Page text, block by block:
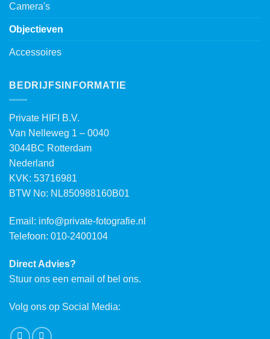
Camera's
Objectieven
Accessoires
BEDRIJFSINFORMATIE
Private HIFI B.V.
Van Nelleweg 1 – 0040
3044BC Rotterdam
Nederland
KVK: 53716981
BTW No: NL850988160B01
Email: info@private-fotografie.nl
Telefoon: 010-2400104
Direct Advies?
Stuur ons een email of bel ons.
Volg ons op Social Media: